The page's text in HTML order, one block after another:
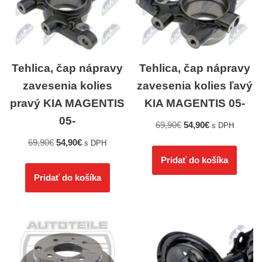
Tehlica, čap nápravy
zavesenia kolies
pravý KIA MAGENTIS
05-
69,90€ 54,90€ s DPH
Pridať do košíka
Tehlica, čap nápravy
zavesenia kolies ľavý
KIA MAGENTIS 05-
69,90€ 54,90€ s DPH
Pridať do košíka